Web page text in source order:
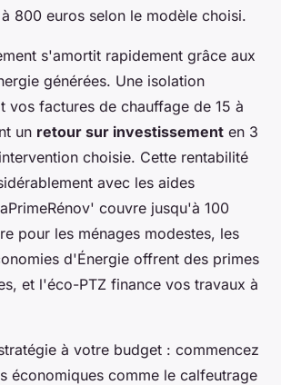
800 euros selon le modèle choisi.
s'amortit rapidement grâce aux
générées. Une isolation
vos factures de chauffage de 15 à
un retour sur investissement en 3
choisie. Cette rentabilité
avec les aides
couvre jusqu'à 100
pour les ménages modestes, les
d'Énergie offrent des primes
et l'éco-PTZ finance vos travaux à
à votre budget : commencez
économiques comme le calfeutrage